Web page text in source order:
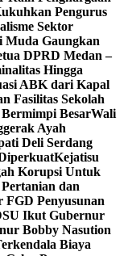
Pengurus
Sektor
Muda Gaungkan
DPRD Medan –
Hingga
ABK dari Kapal
Fasilitas Sekolah
BesarWali
Ayah
Deli Serdang
Kejatisu
Korupsi Untuk
dan
FGD Penyusunan
Ikut Gubernur
Bobby Nasution
Biaya